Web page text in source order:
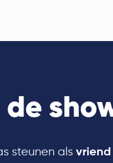
steunen als